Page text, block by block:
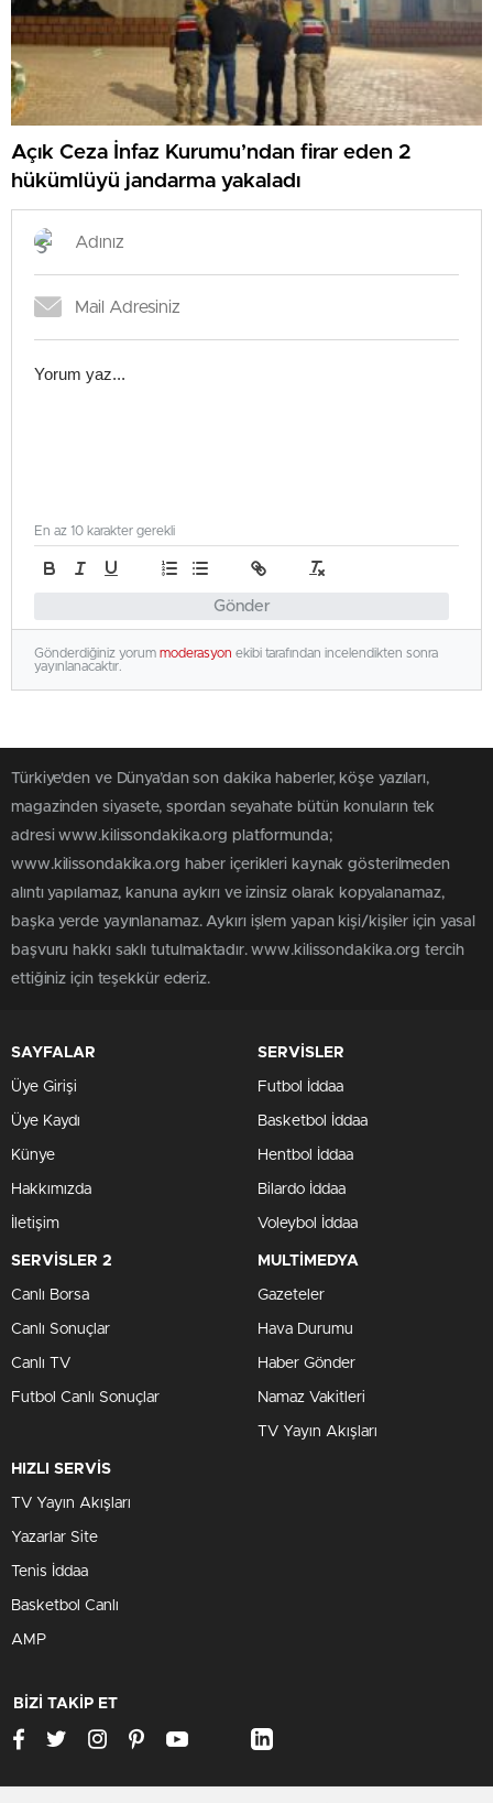
Açık Ceza İnfaz Kurumu’ndan firar eden 2
hükümlüyü jandarma yakaladı
Gönder
En az 10 karakter gerekli
Gönderdiğiniz yorum moderasyon ekibi tarafından incelendikten sonra
yayınlanacaktır.
Türkiye'den ve Dünya’dan son dakika haberler, köşe yazıları,
magazinden siyasete, spordan seyahate bütün konuların tek
adresi www.kilissondakika.org platformunda;
www.kilissondakika.org haber içerikleri kaynak gösterilmeden
alıntı yapılamaz, kanuna aykırı ve izinsiz olarak kopyalanamaz,
başka yerde yayınlanamaz. Aykırı işlem yapan kişi/kişiler için yasal
başvuru hakkı saklı tutulmaktadır. www.kilissondakika.org tercih
ettiğiniz için teşekkür ederiz.
SAYFALAR
Üye Girişi
Üye Kaydı
Künye
Hakkımızda
İletişim
SERVİSLER
Futbol İddaa
Basketbol İddaa
Hentbol İddaa
Bilardo İddaa
Voleybol İddaa
SERVİSLER 2
Canlı Borsa
Canlı Sonuçlar
Canlı TV
Futbol Canlı Sonuçlar
MULTİMEDYA
Gazeteler
Hava Durumu
Haber Gönder
Namaz Vakitleri
TV Yayın Akışları
HIZLI SERVİS
TV Yayın Akışları
Yazarlar Site
Tenis İddaa
Basketbol Canlı
AMP
BİZİ TAKİP ET